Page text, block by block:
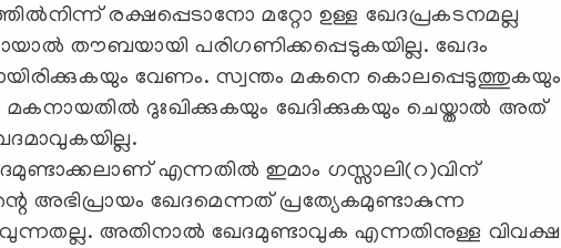
രക്ഷപ്പെടാനോ മറ്റോ ഉള്ള ഖേദപ്രകടനമല്ല
തൗബയായി പരിഗണിക്കപ്പെടുകയില്ല. ഖേദം
വേണം. സ്വന്തം മകനെ കൊലപ്പെടുത്തുകയും
മകനായതില്‍ ദുഃഖിക്കുകയും ഖേദിക്കുകയും ചെയ്താല്‍ അത്
എന്നതില്‍ ഇമാം ഗസ്സാലി(റ)വിന്
അഭിപ്രായം ഖേദമെന്നത് പ്രത്യേകമുണ്ടാകുന്ന
അതിനാല്‍ ഖേദമുണ്ടാവുക എന്നതിനുള്ള വിവക്ഷ